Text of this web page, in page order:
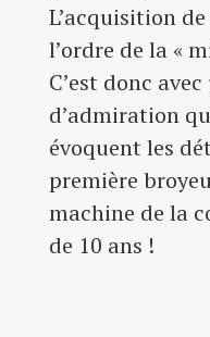
L’acquisition
l’ordre de la «
C’est donc
d’admiration
évoquent les
première
machine de la
de 10 ans !